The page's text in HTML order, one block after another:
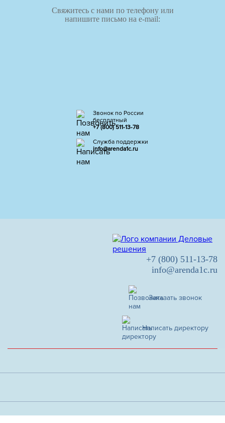
Свяжитесь с нами по телефону или
напишите письмо на e-mail:
Звонок по России
бесплатный
+7 (800) 511-13-78
Служба поддержки
info@arenda1c.ru
+7 (800) 511-13-78
info@arenda1c.ru
Заказать звонок
Написать директору